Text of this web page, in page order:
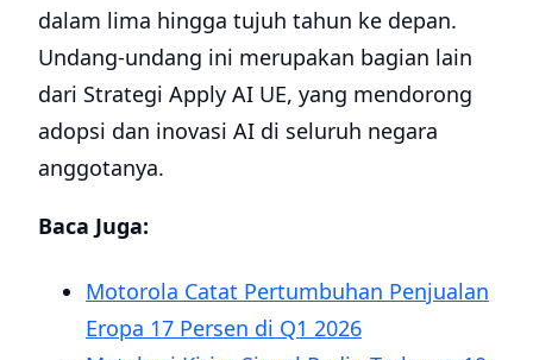
dalam lima hingga tujuh tahun ke depan.
Undang-undang ini merupakan bagian lain
dari Strategi Apply AI UE, yang mendorong
adopsi dan inovasi AI di seluruh negara
anggotanya.
Baca Juga:
Motorola Catat Pertumbuhan Penjualan
Eropa 17 Persen di Q1 2026